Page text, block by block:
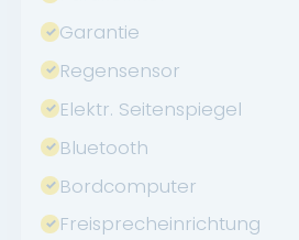
Garantie
Regensensor
Elektr. Seitenspiegel
Bluetooth
Bordcomputer
Freisprecheinrichtung